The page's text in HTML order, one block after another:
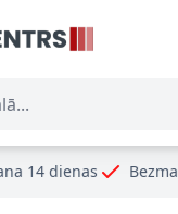
Bezmaksas